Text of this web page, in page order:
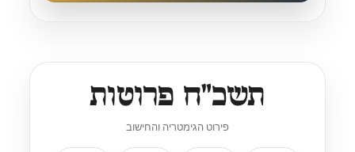
תשכ״ח פרוטות
פירוט הגימטריה והחישוב